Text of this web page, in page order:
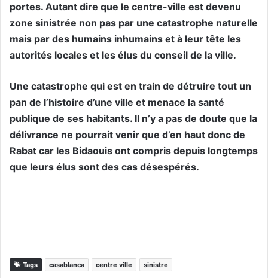
portes. Autant dire que le centre-ville est devenu
zone sinistrée non pas par une catastrophe naturelle
mais par des humains inhumains et à leur tête les
autorités locales et les élus du conseil de la ville.
Une catastrophe qui est en train de détruire tout un
pan de l’histoire d’une ville et menace la santé
publique de ses habitants. Il n’y a pas de doute que la
délivrance ne pourrait venir que d’en haut donc de
Rabat car les Bidaouis ont compris depuis longtemps
que leurs élus sont des cas désespérés.
Tags casablanca centre ville sinistre